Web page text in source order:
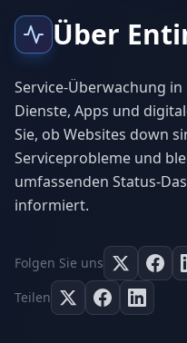
Über
Service-Überwachung
Dienste, Apps und
Sie, ob Websites down
Serviceprobleme und
umfassenden Status-
informiert.
Folgen Sie uns
Teilen